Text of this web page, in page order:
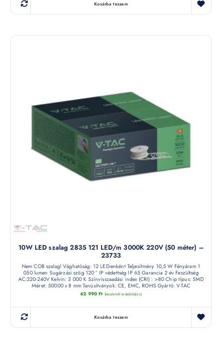
Kosárba teszem
10W LED szalag 2835 121 LED/m 3000K 220V (50 méter) –
23733
Nem COB szalag! Vághatóság: 12 LED-enként Teljesítmény 10,5 W Fényáram 1
050 lumen Sugárzási szög 120 ° IP védettség IP 65 Garancia 2 év Feszültség
AC:220-240V Kelvin: 3 000 K Színvisszaadási index (CRI) : >80 Chip típus: SMD
Méret: 50000 x 8 mm Tanúsítványok: CE, EMC, ROHS Gyártó: V-TAC
62 990Ft (készletről érdeklődjön)
Kosárba teszem